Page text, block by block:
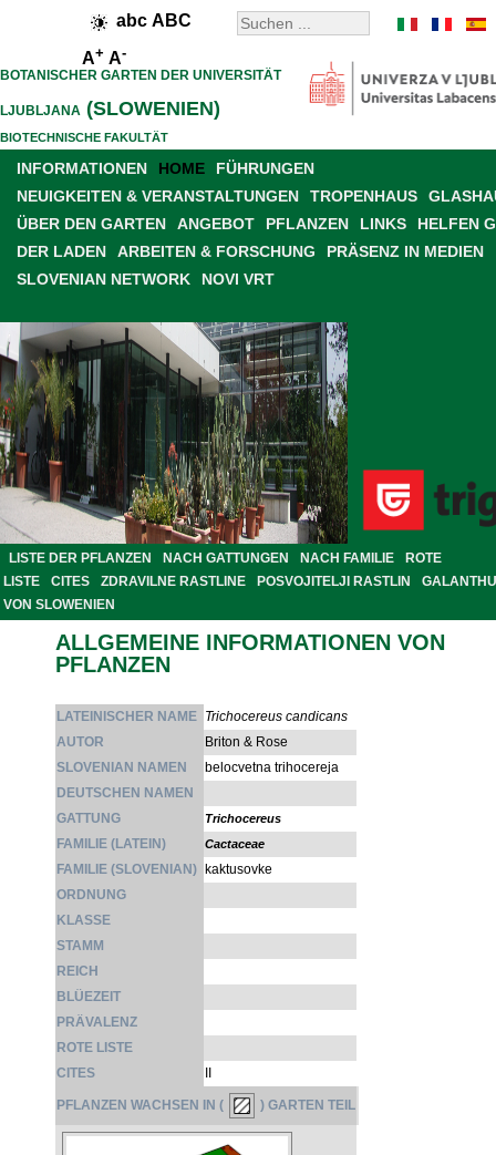
abc ABC
A+ A-
BOTANISCHER GARTEN DER UNIVERSITÄT
LJUBLJANA (SLOWENIEN)
BIOTECHNISCHE FAKULTÄT
INFORMATIONEN HOME
FÜHRUNGEN
NEUIGKEITEN & VERANSTALTUNGEN
TROPENHAUS
ÜBER DEN GARTEN
ANGEBOT PFLANZEN LINKS
HELFEN
DER LADEN
ARBEITEN & FORSCHUNG
PRÄSENZ IN MEDIEN
SLOVENIAN NETWORK
NOVI VRT
LISTE DER PFLANZEN NACH GATTUNGEN NACH FAMILIE
ROTE
LISTE
CITES ZDRAVILNE RASTLINE POSVOJITELJI RASTLIN
VON SLOWENIEN
ALLGEMEINE INFORMATIONEN VON
PFLANZEN
LATEINISCHER NAME Trichocereus candicans
AUTOR
Briton & Rose
SLOVENIAN NAMEN
belocvetna trihocereja
DEUTSCHEN NAMEN
GATTUNG
Trichocereus
FAMILIE (LATEIN) Cactaceae
FAMILIE (SLOVENIAN) kaktusovke
ORDNUNG
KLASSE
STAMM
REICH
BLÜEZEIT
PRÄVALENZ
ROTE LISTE
CITES
PFLANZEN WACHSEN IN ( ) GARTEN TEIL